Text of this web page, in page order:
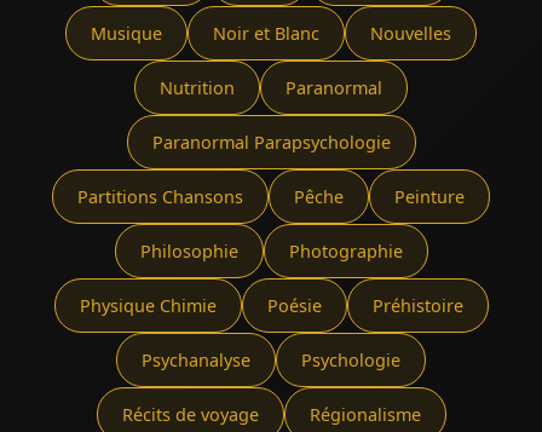
Musique Noir et Blanc Nouvelles
Nutrition Paranormal
Paranormal Parapsychologie
Partitions Chansons Pêche Peinture
Philosophie Photographie
Physique Chimie Poésie Préhistoire
Psychanalyse Psychologie
Récits de voyage Régionalisme